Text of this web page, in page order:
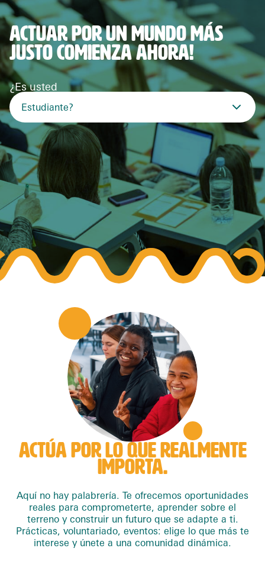
ACTUAR POR UN MUNDO MÁS
JUSTO COMIENZA AHORA!
¿Es usted
Estudiante?
ACTÚA POR LO QUE REALMENTE
IMPORTA.
Aquí no hay palabrería. Te ofrecemos oportunidades
reales para comprometerte, aprender sobre el
terreno y construir un futuro que se adapte a ti.
Prácticas, voluntariado, eventos: elige lo que más te
interese y únete a una comunidad dinámica.